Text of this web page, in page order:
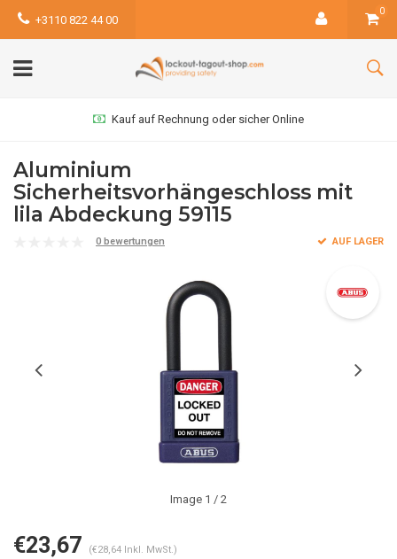
+3110 822 44 00
0
Kauf auf Rechnung oder sicher Online
Aluminium
Sicherheitsvorhängeschloss mit
lila Abdeckung 59115
0 bewertungen AUF LAGER
Image 1 / 2
€23,67 (€28,64 Inkl. MwSt.)